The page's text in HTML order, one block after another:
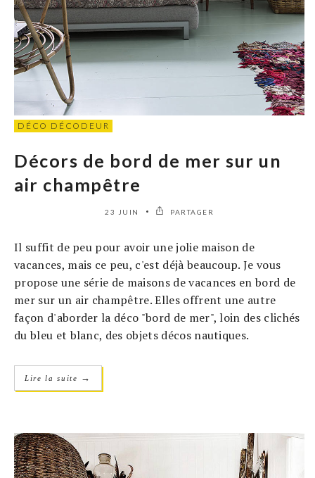
DÉCO DÉCODEUR
Décors de bord de mer sur un
air champêtre
23 JUIN PARTAGER
Il suffit de peu pour avoir une jolie maison de
vacances, mais ce peu, c'est déjà beaucoup. Je vous
propose une série de maisons de vacances en bord de
mer sur un air champêtre. Elles offrent une autre
façon d'aborder la déco "bord de mer", loin des clichés
du bleu et blanc, des objets décos nautiques.
Lire la suite →